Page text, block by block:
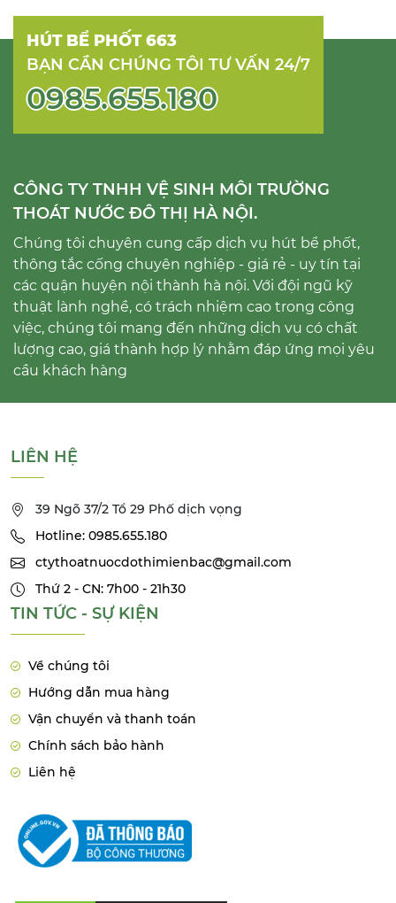
HÚT BỂ PHỐT 663
BẠN CẦN CHÚNG TÔI TƯ VẤN 24/7
0985.655.180
CÔNG TY TNHH VỆ SINH MÔI TRƯỜNG
THOÁT NƯỚC ĐÔ THỊ HÀ NỘI.
Chúng tôi chuyên cung cấp dịch vụ hút bể phốt,
thông tắc cống chuyên nghiệp - giá rẻ - uy tín tại
các quận huyện nội thành hà nội. Với đội ngũ kỹ
thuật lành nghề, có trách nhiệm cao trong công
việc, chúng tôi mang đến những dịch vụ có chất
lượng cao, giá thành hợp lý nhằm đáp ứng mọi yêu
cầu khách hàng
LIÊN HỆ
39 Ngõ 37/2 Tổ 29 Phố dịch vọng
Hotline: 0985.655.180
ctythoatnuocdothimienbac@gmail.com
Thứ 2 - CN: 7h00 - 21h30
TIN TỨC - SỰ KIỆN
Về chúng tôi
Hướng dẫn mua hàng
Vận chuyển và thanh toán
Chính sách bảo hành
Liên hệ